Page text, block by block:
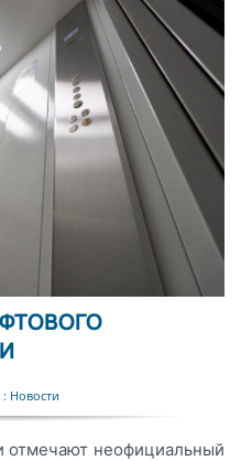
Новости
отмечают неофициальный